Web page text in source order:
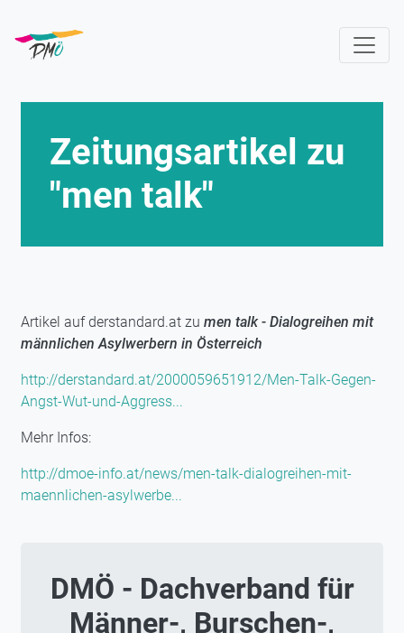
main
Zeitungsartikel zu
"men talk"
Artikel auf derstandard.at zu men talk - Dialogreihen mit
männlichen Asylwerbern in Österreich
http://derstandard.at/2000059651912/Men-Talk-Gegen-
Angst-Wut-und-Aggress...
Mehr Infos:
http://dmoe-info.at/news/men-talk-dialogreihen-mit-
maennlichen-asylwerbe...
DMÖ - Dachverband für
Männer-, Burschen-,